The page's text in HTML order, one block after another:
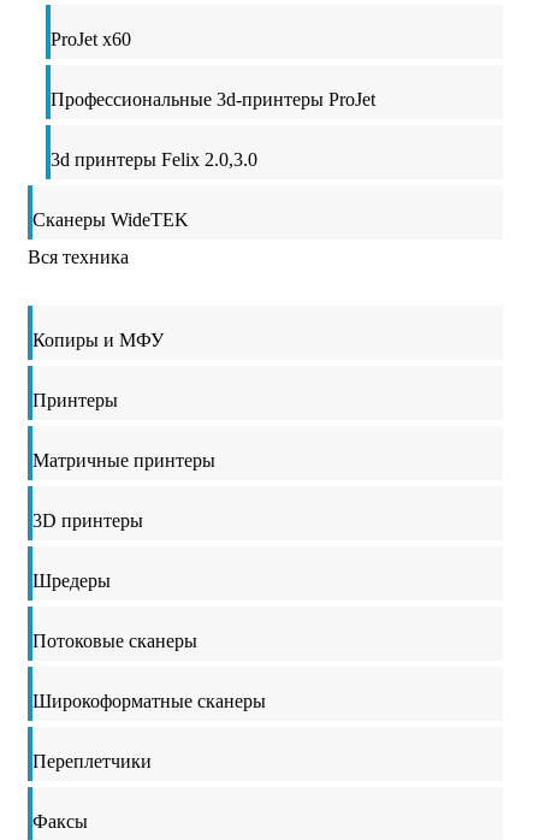
ProJet x60
Профессиональные 3d-принтеры ProJet
3d принтеры Felix 2.0,3.0
Сканеры WideTEK
Вся техника
Копиры и МФУ
Принтеры
Матричные принтеры
3D принтеры
Шредеры
Потоковые сканеры
Широкоформатные сканеры
Переплетчики
Факсы